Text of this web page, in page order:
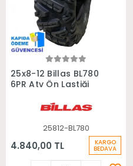
Sepete Ekle
25x8-12 Billas BL780
6PR Atv Ön Lastiği
25812-BL780
4.840,00 TL KARGO
BEDAVA